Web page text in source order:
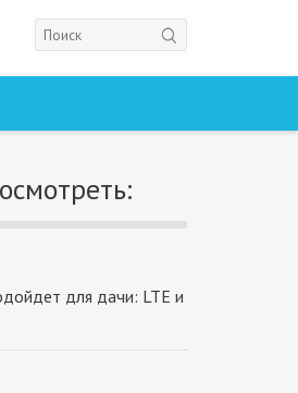
для дачи: LTE и